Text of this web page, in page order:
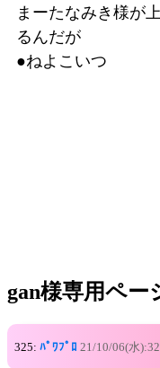
まーたなみき様が
るんだが
●ねよこいつ
gan様専用ペー
325: ﾊﾟﾜﾌﾟﾛ 21/10/06(水):32